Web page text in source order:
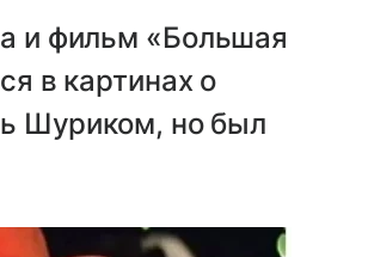
и фильм «Большая
в картинах о
Шуриком, но был